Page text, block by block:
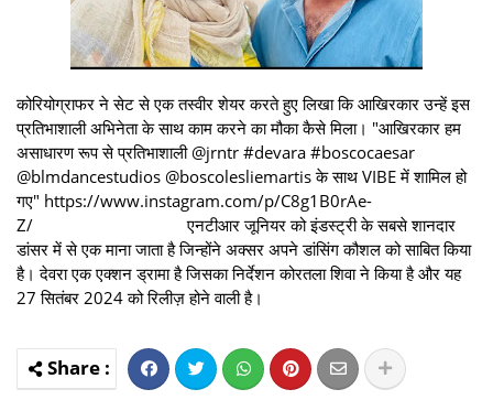
कोरियोग्राफर ने सेट से एक तस्वीर शेयर करते हुए लिखा कि आखिरकार उन्हें इस
प्रतिभाशाली अभिनेता के साथ काम करने का मौका कैसे मिला। "आखिरकार हम
असाधारण रूप से प्रतिभाशाली @jrntr #devara #boscocaesar
@blmdancestudios @boscolesliemartis के साथ VIBE में शामिल हो
गए" https://www.instagram.com/p/C8g1B0rAe-
Z/ एनटीआर जूनियर को इंडस्ट्री के सबसे शानदार
डांसर में से एक माना जाता है जिन्होंने अक्सर अपने डांसिंग कौशल को साबित किया
है। देवरा एक एक्शन ड्रामा है जिसका निर्देशन कोरतला शिवा ने किया है और यह
27 सितंबर 2024 को रिलीज़ होने वाली है।